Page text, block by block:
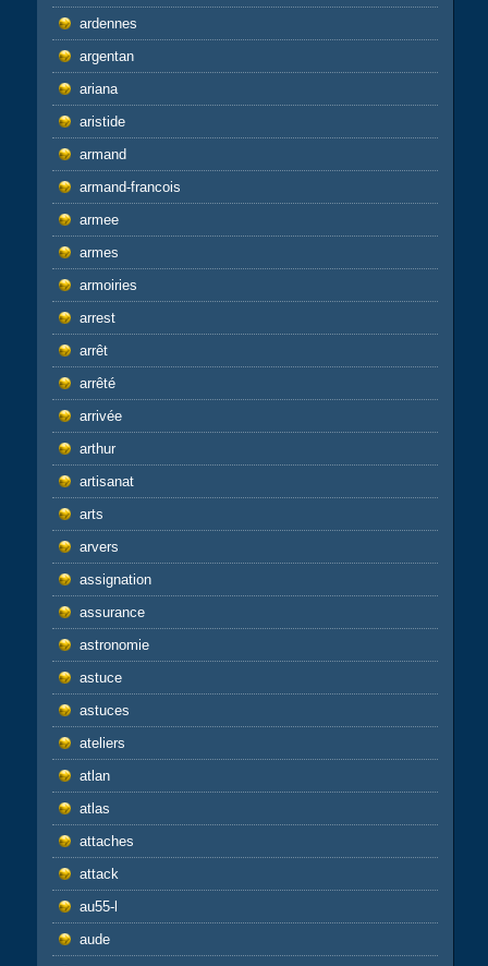
ardennes
argentan
ariana
aristide
armand
armand-francois
armee
armes
armoiries
arrest
arrêt
arrêté
arrivée
arthur
artisanat
arts
arvers
assignation
assurance
astronomie
astuce
astuces
ateliers
atlan
atlas
attaches
attack
au55-l
aude